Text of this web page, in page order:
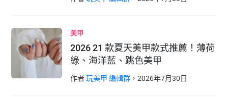
美甲
2026 21 款夏天美甲款式推薦！薄荷
綠、海洋藍、跳色美甲
作者玩美甲 編輯群 ，2026年7月30 日